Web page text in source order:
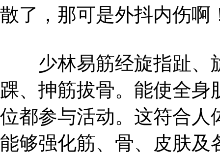
散了，那可是外抖内伤啊
少林易筋经旋指趾、
踝、抻筋拔骨。能使全
位都参与活动。这符合人
能够强化筋、骨、皮肤及